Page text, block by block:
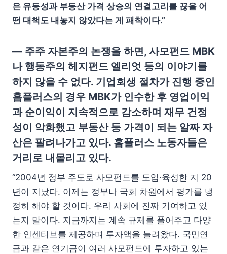
은 유동성과 부동산 가격 상승의 연결고리를 끊을 어
떤 대책도 내놓지 않았다는 게 패착이다.”
— 주주 자본주의 논쟁을 하면, 사모펀드 MBK
나 행동주의 헤지펀드 엘리엇 등의 이야기를
하지 않을 수 없다. 기업회생 절차가 진행 중인
홈플러스의 경우 MBK가 인수한 후 영업이익
과 순이익이 지속적으로 감소하며 재무 건정
성이 악화했고 부동산 등 가격이 되는 알짜 자
산은 팔려나가고 있다. 홈플러스 노동자들은
거리로 내몰리고 있다.
“2004년 정부 주도로 사모펀드를 도입·육성한 지 20
년이 지났다. 이제는 정부나 국회 차원에서 평가를 냉
정히 해야 할 것이다. 우리 사회에 진짜 기여하고 있
는지 말이다. 지금까지는 계속 규제를 풀어주고 다양
한 인센티브를 제공하며 투자액을 늘려왔다. 국민연
금과 같은 연기금이 여러 사모펀드에 투자하고 있는